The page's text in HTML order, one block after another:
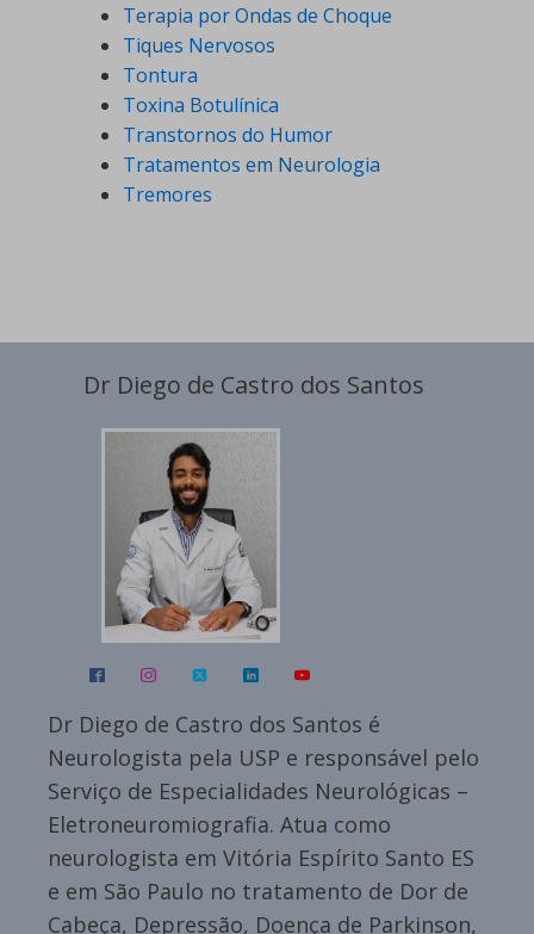
Terapia por Ondas de Choque
Tiques Nervosos
Tontura
Toxina Botulínica
Transtornos do Humor
Tratamentos em Neurologia
Tremores
Dr Diego de Castro dos Santos
Dr Diego de Castro dos Santos é
Neurologista pela USP e responsável pelo
Serviço de Especialidades Neurológicas –
Eletroneuromiografia. Atua como
neurologista em Vitória Espírito Santo ES
e em São Paulo no tratamento de Dor de
Cabeça, Depressão, Doença de Parkinson,